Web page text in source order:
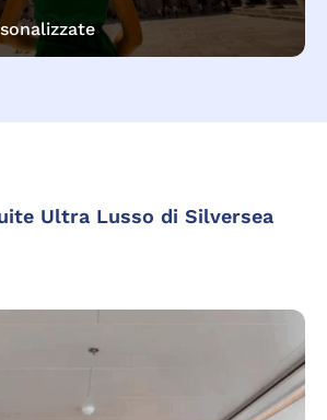
Ultra Lusso di Silversea